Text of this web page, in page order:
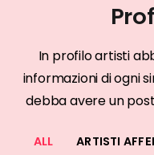
In profilo artisti
informazioni di ogni
debba avere un
ALL ARTISTI